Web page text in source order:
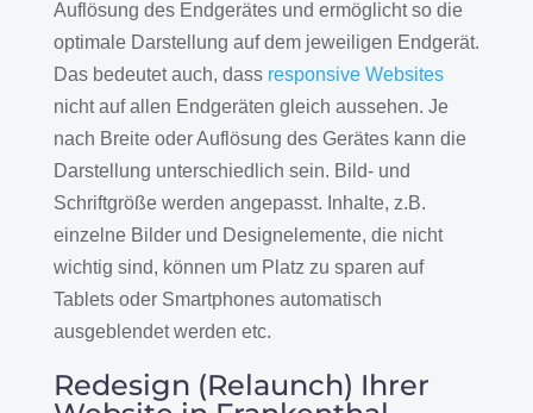
Auflösung des Endgerätes und ermöglicht so die
optimale Darstellung auf dem jeweiligen Endgerät.
Das bedeutet auch, dass responsive Websites
nicht auf allen Endgeräten gleich aussehen. Je
nach Breite oder Auflösung des Gerätes kann die
Darstellung unterschiedlich sein. Bild- und
Schriftgröße werden angepasst. Inhalte, z.B.
einzelne Bilder und Designelemente, die nicht
wichtig sind, können um Platz zu sparen auf
Tablets oder Smartphones automatisch
ausgeblendet werden etc.
Redesign (Relaunch) Ihrer